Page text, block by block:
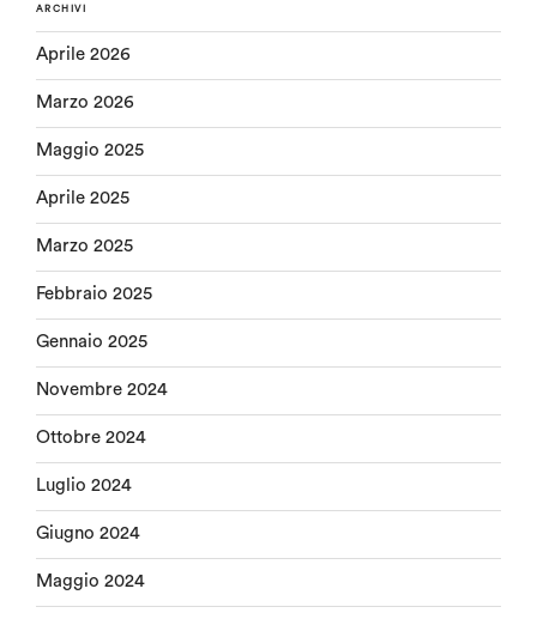
ARCHIVI
Aprile 2026
Marzo 2026
Maggio 2025
Aprile 2025
Marzo 2025
Febbraio 2025
Gennaio 2025
Novembre 2024
Ottobre 2024
Luglio 2024
Giugno 2024
Maggio 2024